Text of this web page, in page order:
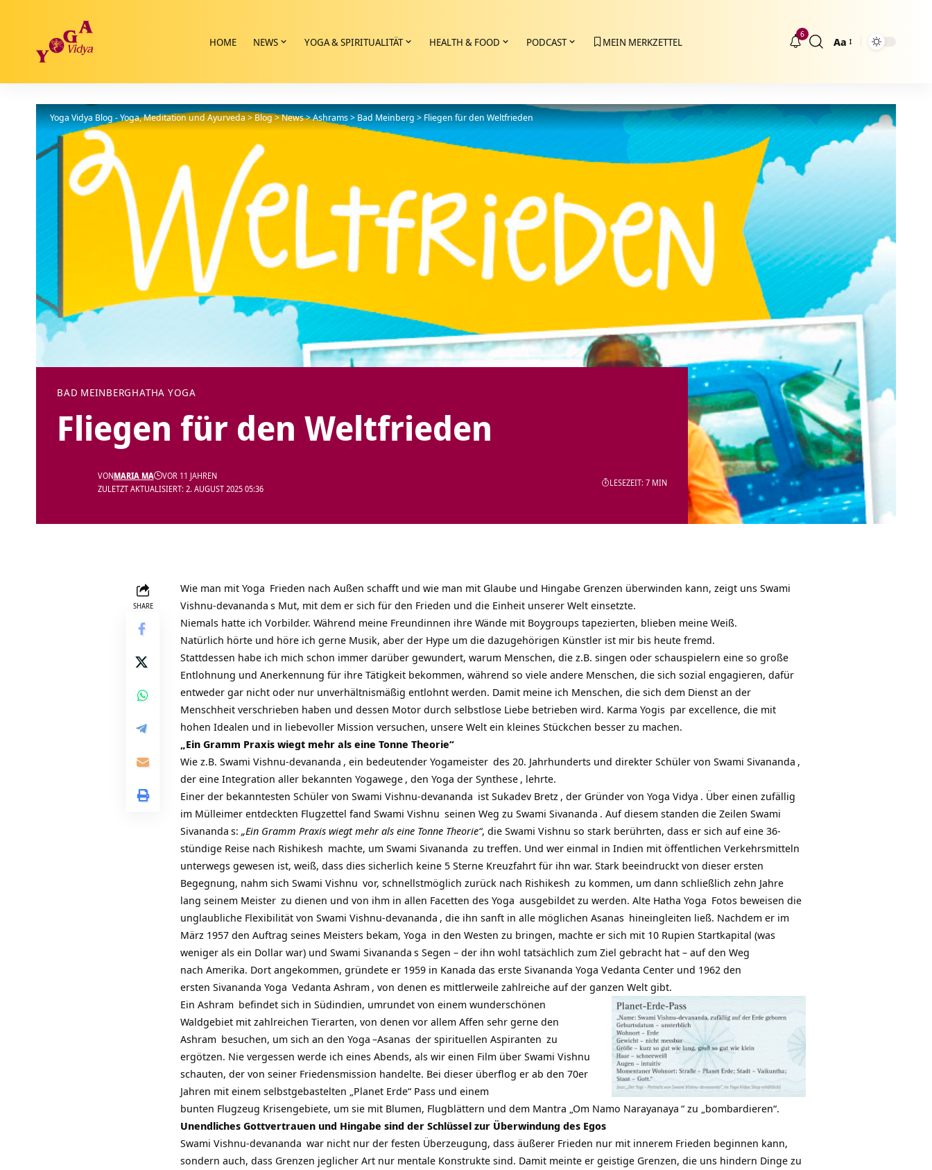
HOME NEWS YOGA & SPIRITUALITÄT HEALTH & FOOD PODCAST MEIN MERKZETTEL
6
Größenänderung
Aa
Yoga Vidya Blog - Yoga, Meditation und Ayurveda>Blog>News>Ashrams>Bad Meinberg>Fliegen für den Weltfrieden
BAD MEINBERGHATHA YOGA
Fliegen für den Weltfrieden
ZULETZT AKTUALISIERT: 2. AUGUST 2025 05:36
VONMARIA MA VOR 11 JAHREN
LESEZEIT: 7 MIN
SHARE
Wie man mit Yoga Frieden nach Außen schafft und wie man mit Glaube und Hingabe Grenzen überwinden kann, zeigt uns Swami
Vishnu-devananda s Mut, mit dem er sich für den Frieden und die Einheit unserer Welt einsetzte.
Niemals hatte ich Vorbilder. Während meine Freundinnen ihre Wände mit Boygroups tapezierten, blieben meine Weiß.
Natürlich hörte und höre ich gerne Musik, aber der Hype um die dazugehörigen Künstler ist mir bis heute fremd.
Stattdessen habe ich mich schon immer darüber gewundert, warum Menschen, die z.B. singen oder schauspielern eine so große
Entlohnung und Anerkennung für ihre Tätigkeit bekommen, während so viele andere Menschen, die sich sozial engagieren, dafür
entweder gar nicht oder nur unverhältnismäßig entlohnt werden. Damit meine ich Menschen, die sich dem Dienst an der
Menschheit verschrieben haben und dessen Motor durch selbstlose Liebe betrieben wird. Karma Yogis par excellence, die mit
hohen Idealen und in liebevoller Mission versuchen, unsere Welt ein kleines Stückchen besser zu machen.
„Ein Gramm Praxis wiegt mehr als eine Tonne Theorie“
Wie z.B. Swami Vishnu-devananda , ein bedeutender Yogameister des 20. Jahrhunderts und direkter Schüler von Swami Sivananda ,
der eine Integration aller bekannten Yogawege , den Yoga der Synthese , lehrte.
Einer der bekanntesten Schüler von Swami Vishnu-devananda ist Sukadev Bretz , der Gründer von Yoga Vidya . Über einen zufällig
im Mülleimer entdeckten Flugzettel fand Swami Vishnu seinen Weg zu Swami Sivananda . Auf diesem standen die Zeilen Swami
Sivananda s: „Ein Gramm Praxis wiegt mehr als eine Tonne Theorie“, die Swami Vishnu so stark berührten, dass er sich auf eine 36-
stündige Reise nach Rishikesh machte, um Swami Sivananda zu treffen. Und wer einmal in Indien mit öffentlichen Verkehrsmitteln
unterwegs gewesen ist, weiß, dass dies sicherlich keine 5 Sterne Kreuzfahrt für ihn war. Stark beeindruckt von dieser ersten
Begegnung, nahm sich Swami Vishnu vor, schnellstmöglich zurück nach Rishikesh zu kommen, um dann schließlich zehn Jahre
lang seinem Meister zu dienen und von ihm in allen Facetten des Yoga ausgebildet zu werden. Alte Hatha Yoga Fotos beweisen die
unglaubliche Flexibilität von Swami Vishnu-devananda , die ihn sanft in alle möglichen Asanas hineingleiten ließ. Nachdem er im
März 1957 den Auftrag seines Meisters bekam, Yoga in den Westen zu bringen, machte er sich mit 10 Rupien Startkapital (was
weniger als ein Dollar war) und Swami Sivananda s Segen – der ihn wohl tatsächlich zum Ziel gebracht hat – auf den Weg
nach Amerika. Dort angekommen, gründete er 1959 in Kanada das erste Sivananda Yoga Vedanta Center und 1962 den
ersten Sivananda Yoga Vedanta Ashram , von denen es mittlerweile zahlreiche auf der ganzen Welt gibt.
Ein Ashram befindet sich in Südindien, umrundet von einem wunderschönen
Waldgebiet mit zahlreichen Tierarten, von denen vor allem Affen sehr gerne den
Ashram besuchen, um sich an den Yoga –Asanas der spirituellen Aspiranten zu
ergötzen. Nie vergessen werde ich eines Abends, als wir einen Film über Swami Vishnu
schauten, der von seiner Friedensmission handelte. Bei dieser überflog er ab den 70er
Jahren mit einem selbstgebastelten „Planet Erde“ Pass und einem
bunten Flugzeug Krisengebiete, um sie mit Blumen, Flugblättern und dem Mantra „Om Namo Narayanaya “ zu „bombardieren“.
Unendliches Gottvertrauen und Hingabe sind der Schlüssel zur Überwindung des Egos
Swami Vishnu-devananda war nicht nur der festen Überzeugung, dass äußerer Frieden nur mit innerem Frieden beginnen kann,
sondern auch, dass Grenzen jeglicher Art nur mentale Konstrukte sind. Damit meinte er geistige Grenzen, die uns hindern Dinge zu